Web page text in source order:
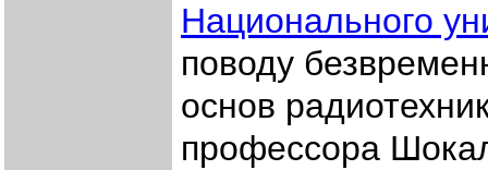
Национального
поводу
основ
профессора